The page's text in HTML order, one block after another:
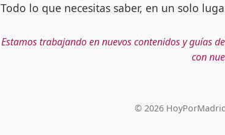
Todo lo que necesitas saber, en un solo
Estamos trabajando en nuevos contenidos y guías
con
© 2026